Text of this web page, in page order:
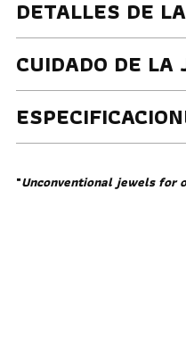
DETALLES DE
CUIDADO DE LA
"Unconventional jewels for